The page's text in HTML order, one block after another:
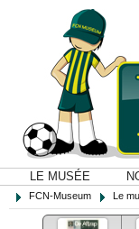
LE MUSÉE
FCN-Museum Le